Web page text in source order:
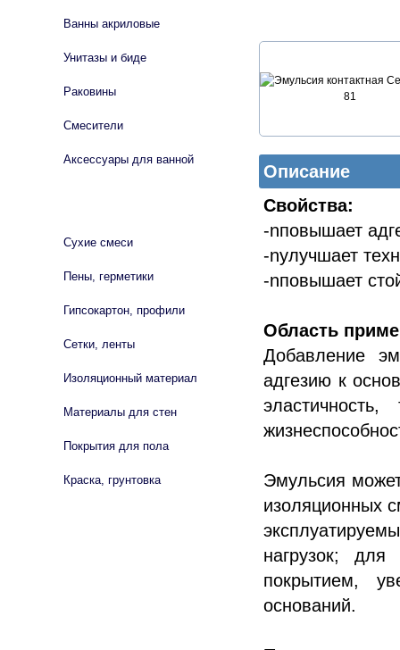
Описание
Свойства:
-nповышает
-nулучшает
-nповышает
Область
Добавление
адгезию к
Эмульсия
изоляционных
нагрузок; для
покрытием,
оснований.
Ванны акриловые
Унитазы и биде
Раковины
Смесители
Аксессуары для ванной
Сухие смеси
Пены, герметики
Гипсокартон, профили
Сетки, ленты
Изоляционный материал
Материалы для стен
Покрытия для пола
Краска, грунтовка